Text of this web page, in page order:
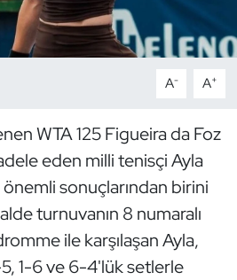
A- A+
WTA 125 Figueira da Foz
eden milli tenisçi Ayla
sonuçlarından birini
turnuvanın 8 numaralı
ile karşılaşan Ayla,
1-6 ve 6-4'lük setlerle